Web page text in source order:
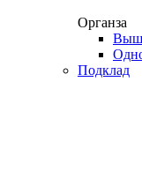
Органза
Подклад